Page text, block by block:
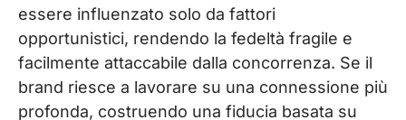
essere influenzato solo da fattori
opportunistici, rendendo la fedeltà fragile e
facilmente attaccabile dalla concorrenza. Se il
brand riesce a lavorare su una connessione più
profonda, costruendo una fiducia basata su